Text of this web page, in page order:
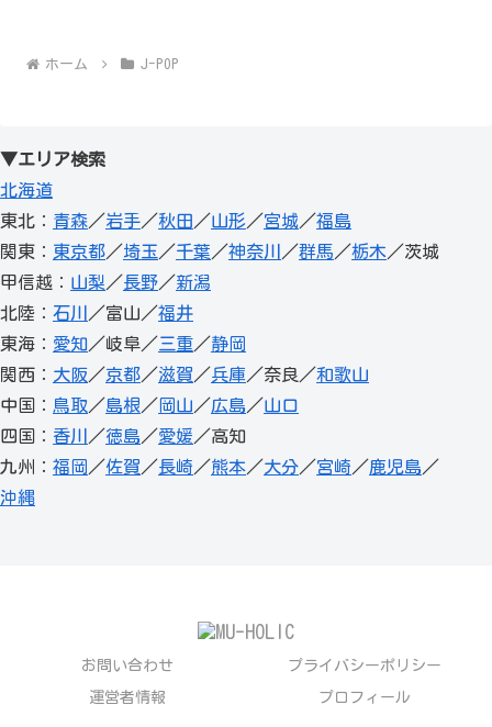
ホーム J-POP
▼エリア検索
北海道
東北： 青森／岩手／秋田／山形／宮城／福島
関東： 東京都／埼玉／千葉／神奈川 ／群馬／栃木／茨城
甲信越： 山梨／長野／新潟
北陸： 石川 ／富山／福井
東海： 愛知／岐阜／三重／静岡
関西： 大阪／京都／滋賀／兵庫／奈良／和歌山
中国： 鳥取／島根／ 岡山／広島／山口
四国： 香川 ／徳島／愛媛／高知
九州： 福岡 ／佐賀／長崎／熊本／大分／宮崎／鹿児島／
沖縄
お問い合わせ プライバシーポリシー
運営者情報 プロフィール